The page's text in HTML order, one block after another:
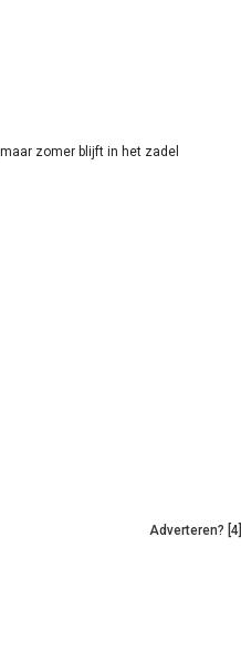
zomer blijft in het zadel
Adverteren? [4]